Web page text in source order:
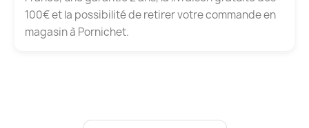
100€ et la possibilité de retirer votre commande en
magasin à Pornichet.